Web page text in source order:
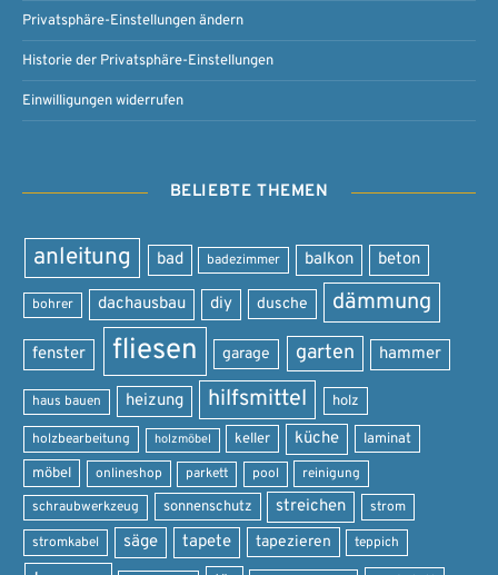
Privatsphäre-Einstellungen ändern
Historie der Privatsphäre-Einstellungen
Einwilligungen widerrufen
BELIEBTE THEMEN
anleitung bad badezimmer balkon beton
bohrer dachausbau diy dusche dämmung
fenster fliesen garage garten hammer
haus bauen heizung hilfsmittel holz
holzbearbeitung holzmöbel keller küche laminat
möbel onlineshop parkett pool reinigung
schraubwerkzeug sonnenschutz streichen strom
stromkabel säge tapete tapezieren teppich